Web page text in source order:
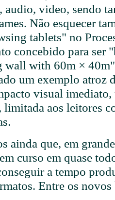
audio, video, sendo
Não esquecer
tablets" no
concebido para ser
wall with 60m × 40m"
um exemplo atroz
visual
limitada aos leitores
ainda que, em
curso em quase
a tempo
Entre os novos